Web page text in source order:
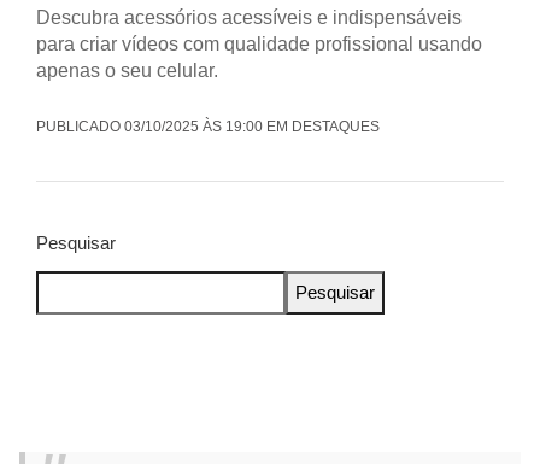
Descubra acessórios acessíveis e indispensáveis
para criar vídeos com qualidade profissional usando
apenas o seu celular.
PUBLICADO 03/10/2025 ÀS 19:00 EM DESTAQUES
Pesquisar
Pesquisar